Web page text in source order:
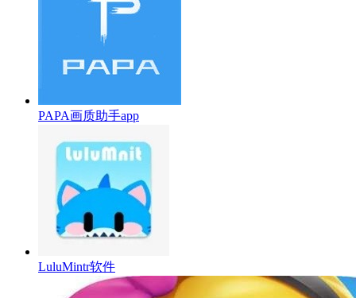
PAPA画质助手app
LuluMintr软件